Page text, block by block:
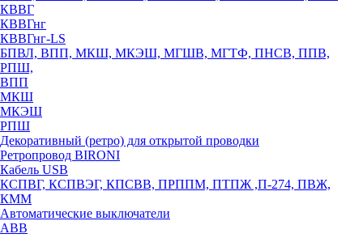
КВВГ
КВВГнг
КВВГнг-LS
БПВЛ, ВПП, МКШ, МКЭШ, МГШВ, МГТФ, ПНСВ, ППВ,
РПШ,
ВПП
МКШ
МКЭШ
РПШ
Декоративный (ретро) для открытой проводки
Ретропровод BIRONI
Кабель USB
КСПВГ, КСПВЭГ, КПСВВ, ПРППМ, ПТПЖ ,П-274, ПВЖ,
КММ
Автоматические выключатели
ABB